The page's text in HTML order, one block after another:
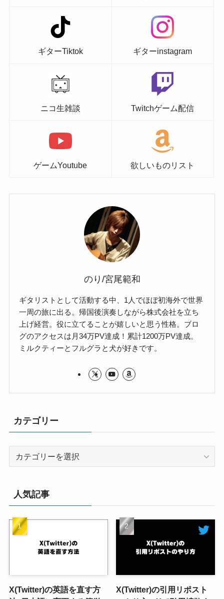
ギターTiktok ギターinstagram
ニコ生雑談 Twitchゲーム配信
ゲームYoutube 欲しいものリスト
のり/宮尾範和
ギタリストとして活動する中、1人でほぼ初海外で世界
一周の旅に出る。帰国後演奏しながら株式会社を立ち
上げ経営。役に立てることが嬉しいと思う性格。ブロ
グのアクセスは月34万PV達成！累計1200万PV達成。
ミルクティーとフルグラと犬が好きです。
カテゴリー
ー
人気記事
X(Twitter)の英語を直す方
X(Twitter)の引用リポスト